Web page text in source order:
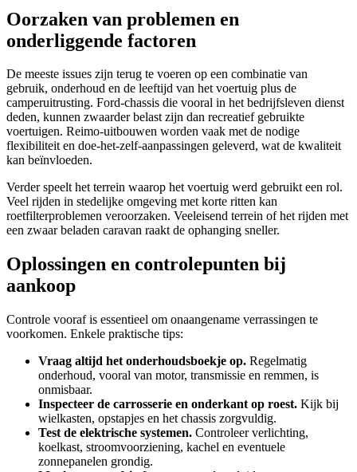
Oorzaken van problemen en
onderliggende factoren
De meeste issues zijn terug te voeren op een combinatie van
gebruik, onderhoud en de leeftijd van het voertuig plus de
camperuitrusting. Ford-chassis die vooral in het bedrijfsleven dienst
deden, kunnen zwaarder belast zijn dan recreatief gebruikte
voertuigen. Reimo-uitbouwen worden vaak met de nodige
flexibiliteit en doe-het-zelf-aanpassingen geleverd, wat de kwaliteit
kan beïnvloeden.
Verder speelt het terrein waarop het voertuig werd gebruikt een rol.
Veel rijden in stedelijke omgeving met korte ritten kan
roetfilterproblemen veroorzaken. Veeleisend terrein of het rijden met
een zwaar beladen caravan raakt de ophanging sneller.
Oplossingen en controlepunten bij
aankoop
Controle vooraf is essentieel om onaangename verrassingen te
voorkomen. Enkele praktische tips:
Vraag altijd het onderhoudsboekje op. Regelmatig
onderhoud, vooral van motor, transmissie en remmen, is
onmisbaar.
Inspecteer de carrosserie en onderkant op roest. Kijk bij
wielkasten, opstapjes en het chassis zorgvuldig.
Test de elektrische systemen. Controleer verlichting,
koelkast, stroomvoorziening, kachel en eventuele
zonnepanelen grondig.